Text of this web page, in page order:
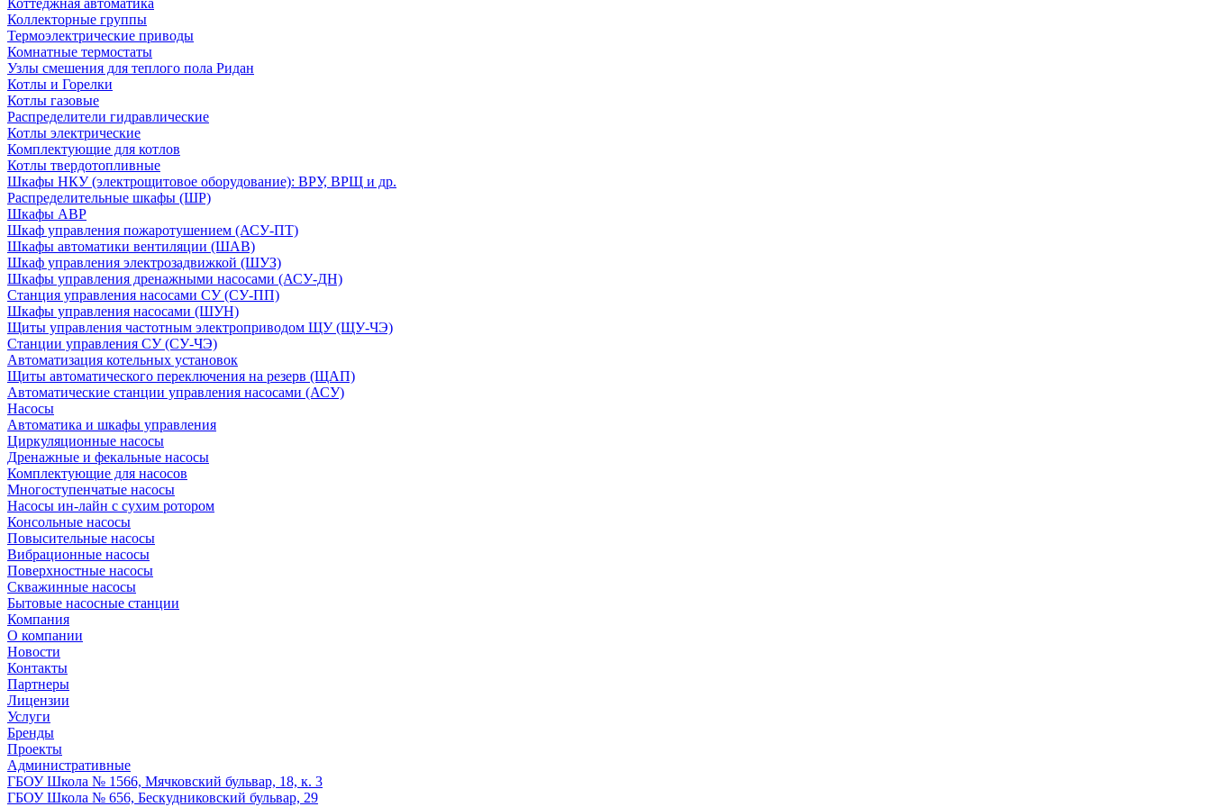
Коттеджная автоматика
Коллекторные группы
Термоэлектрические приводы
Комнатные термостаты
Узлы смешения для теплого пола Ридан
Котлы и Горелки
Котлы газовые
Распределители гидравлические
Котлы электрические
Комплектующие для котлов
Котлы твердотопливные
Шкафы НКУ (электрощитовое оборудование): ВРУ, ВРЩ и др.
Распределительные шкафы (ШР)
Шкафы АВР
Шкаф управления пожаротушением (АСУ-ПТ)
Шкафы автоматики вентиляции (ШАВ)
Шкаф управления электрозадвижкой (ШУЗ)
Шкафы управления дренажными насосами (АСУ-ДН)
Станция управления насосами СУ (СУ-ПП)
Шкафы управления насосами (ШУН)
Щиты управления частотным электроприводом ЩУ (ЩУ-ЧЭ)
Станции управления СУ (СУ-ЧЭ)
Автоматизация котельных установок
Щиты автоматического переключения на резерв (ЩАП)
Автоматические станции управления насосами (АСУ)
Насосы
Автоматика и шкафы управления
Циркуляционные насосы
Дренажные и фекальные насосы
Комплектующие для насосов
Многоступенчатые насосы
Насосы ин-лайн с сухим ротором
Консольные насосы
Повысительные насосы
Вибрационные насосы
Поверхностные насосы
Скважинные насосы
Бытовые насосные станции
Компания
О компании
Новости
Контакты
Партнеры
Лицензии
Услуги
Бренды
Проекты
Административные
ГБОУ Школа № 1566, Мячковский бульвар, 18, к. 3
ГБОУ Школа № 656, Бескудниковский бульвар, 29